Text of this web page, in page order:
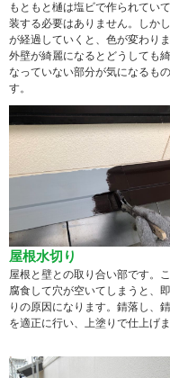
もともと樋は塩ビで作られてい
装する必要はありません。しか
が経過していくと、色が変わりま
外壁が綺麗になるとどうしても
なっていない部分が気になるも
す。
屋根水切り
屋根と壁との取り合い部です。
腐食して穴が空いてしまうと、
りの原因になります。錆落し、
を適正に行い、上塗りで仕上げま